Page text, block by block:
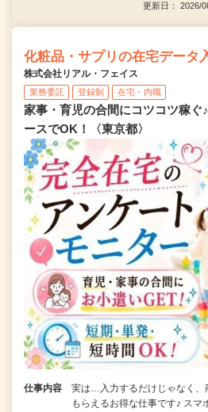
更新日： 2026/
化粧品・サプリの在宅データ
株式会社リアル・フェイス
業務委託 登録制 在宅・内職
家事・育児の合間にコツコツ稼ぐ
ースでOK！〈東京都〉
仕事内容
実は…入力するだけじゃなく、
もらえるお得な仕事です♪ スマ